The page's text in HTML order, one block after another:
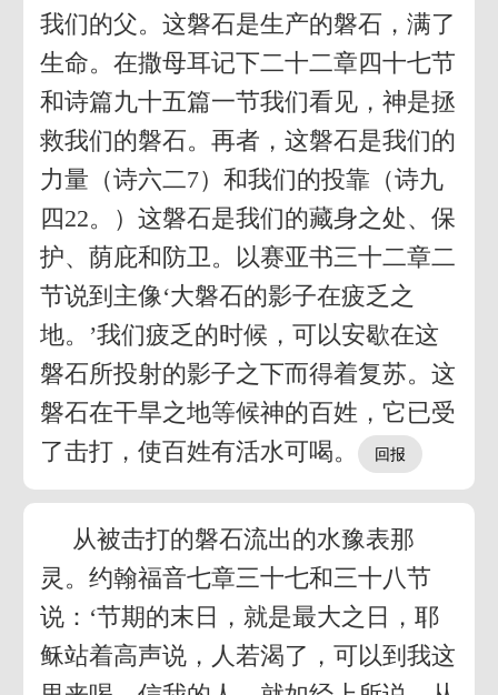
我们的父。这磐石是生产的磐石，满了
生命。在撒母耳记下二十二章四十七节
和诗篇九十五篇一节我们看见，神是拯
救我们的磐石。再者，这磐石是我们的
力量（诗六二7）和我们的投靠（诗九
四22。）这磐石是我们的藏身之处、保
护、荫庇和防卫。以赛亚书三十二章二
节说到主像‘大磐石的影子在疲乏之
地。’我们疲乏的时候，可以安歇在这
磐石所投射的影子之下而得着复苏。这
磐石在干旱之地等候神的百姓，它已受
了击打，使百姓有活水可喝。
从被击打的磐石流出的水豫表那
灵。约翰福音七章三十七和三十八节
说：‘节期的末日，就是最大之日，耶
稣站着高声说，人若渴了，可以到我这